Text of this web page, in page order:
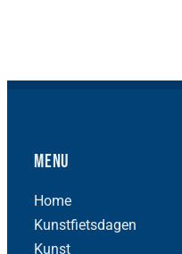
Menu
Home
Kunstfietsdagen
Kunst